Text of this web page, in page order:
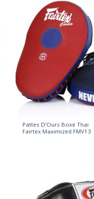
Pattes D’Ours Boxe Thai
Fairtex Maximized FMV13